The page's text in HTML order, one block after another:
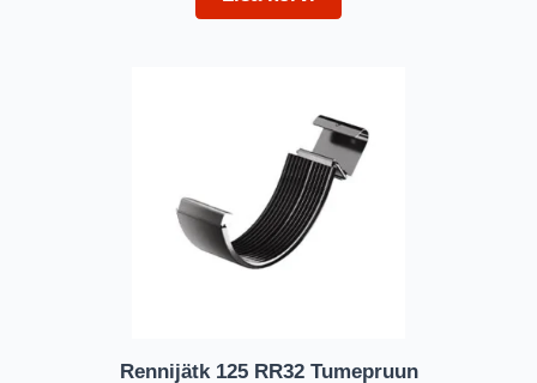
Rennijätk 125 RR32 Tumepruun